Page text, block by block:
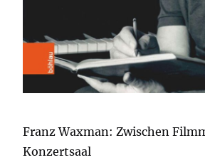
Franz Waxman: Zwischen
Konzertsaal